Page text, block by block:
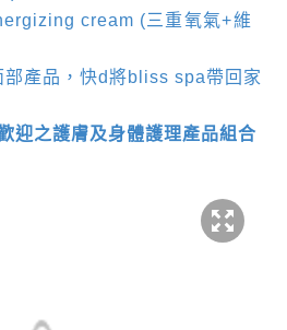
cream (三重氧氣+維
部產品，快d將bliss spa帶回家
迎之護膚及身體護理產品組合